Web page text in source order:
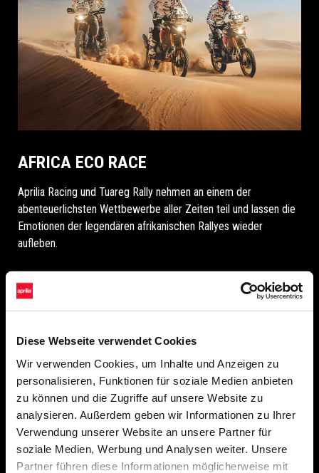
Diese Webseite verwendet Cookies
Wir verwenden Cookies, um Inhalte und Anzeigen zu
personalisieren, Funktionen für soziale Medien anbieten
zu können und die Zugriffe auf unsere Website zu
analysieren. Außerdem geben wir Informationen zu Ihrer
Verwendung unserer Website an unsere Partner für
soziale Medien, Werbung und Analysen weiter. Unsere
Partner führen diese Informationen möglicherweise mit
AFRICA ECO RACE
Aprilia Racing und Tuareg Rally nehmen an einem der
abenteuerlichsten Wettbewerbe aller Zeiten teil und lassen die
Emotionen der legendären afrikanischen Rallyes wieder
aufleben.
MEHR ENTDECKEN